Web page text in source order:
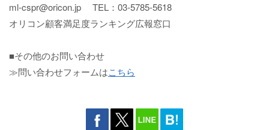
ml-cspr@oricon.jp TEL：03-5785-5618
オリコン顧客満足度ランキング広報窓口
■その他のお問い合わせ
≫問い合わせフォームはこちら